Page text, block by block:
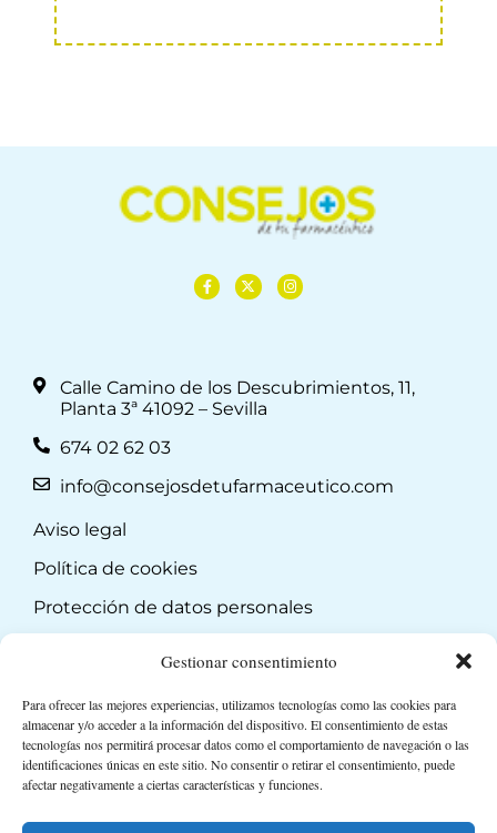
Gestionar consentimiento
Para ofrecer las mejores experiencias, utilizamos tecnologías como las cookies para
almacenar y/o acceder a la información del dispositivo. El consentimiento de estas
tecnologías nos permitirá procesar datos como el comportamiento de navegación o las
identificaciones únicas en este sitio. No consentir o retirar el consentimiento, puede
afectar negativamente a ciertas características y funciones.
Calle Camino de los Descubrimientos, 11,
Planta 3ª 41092 – Sevilla
674 02 62 03
info@consejosdetufarmaceutico.com
Aviso legal
Política de cookies
Protección de datos personales